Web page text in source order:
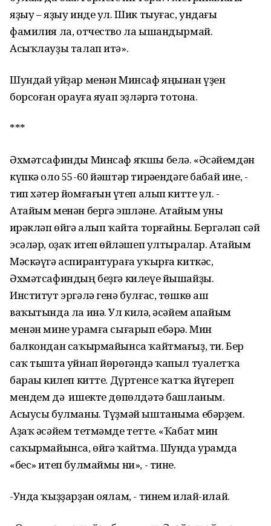
яҙыу – яҙыу инде ул. Шик тыуғас, ундағы
фамилия ла, отчество ла ышандырмай.
Асыҡлауҙы талап итә».
Шундай уйҙар менән Минсаф яңынан үҙен
борсоған һорауға яуап эҙләргә тотона.
***
Әхмәтсафинды Минсаф яҡшы белә. «Әсәйемдән
күпкә оло 55-60 йәштәр тирәһендәге бабай ине, -
тип хәтер йомғағын һүтеп алып китте ул. -
Атайым менән бергә эшләне. Атайым уны
һирәкләп өйгә алып ҡайта торғайны. Бергәләп сәй
эсәләр, оҙаҡ итеп һөйләшеп ултыралар. Атайым
Мәскәүгә аспирантураға уҡырға киткәс,
Әхмәтсафиндың беҙгә килеүе йышайҙы.
Институт эргәлә генә булғас, төшкө аш
ваҡытында ла инә. Ул килһә, әсәйем апайым
менән мине урамға сығарып ебәрә. Мин
балкондан саҡырмайынса ҡайтмағыҙ, ти. Бер
саҡ тышта уйнап йөрөгәндә ҡапыл туалетҡа
бараһы килеп китте. Дүртенсе ҡатҡа йүгереп
мендем дә ишекте дөпөлдәтә башланым.
Асыусы булманы. Түҙмәй ыштаныма ебәрҙем.
Аҙаҡ әсәйем тетмәмде тетте. «Ҡабат мин
саҡырмайынса, өйгә ҡайтма. Шунда урамда
«бес» итеп булмаймы ни», - тине.
-Унда ҡыҙҙарҙан оялам, - тинем илай-илай.